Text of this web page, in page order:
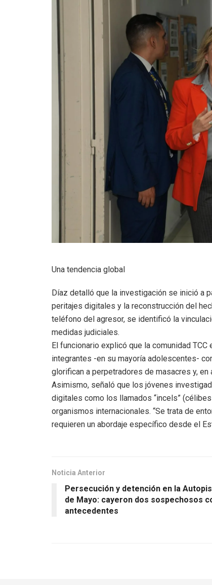
Una tendencia global
Díaz detalló que la investigación se inició a
peritajes digitales y la reconstrucción del
teléfono del agresor, se identificó la
medidas judiciales.
El funcionario explicó que la comunidad
integrantes -en su mayoría adolescentes-
glorifican a perpetradores de masacres y,
Asimismo, señaló que los jóvenes
digitales como los llamados “incels”
organismos internacionales. “Se trata de
requieren un abordaje específico desde el
Noticia Anterior
Persecución y detención en la
de Mayo: cayeron dos sospechosos
antecedentes